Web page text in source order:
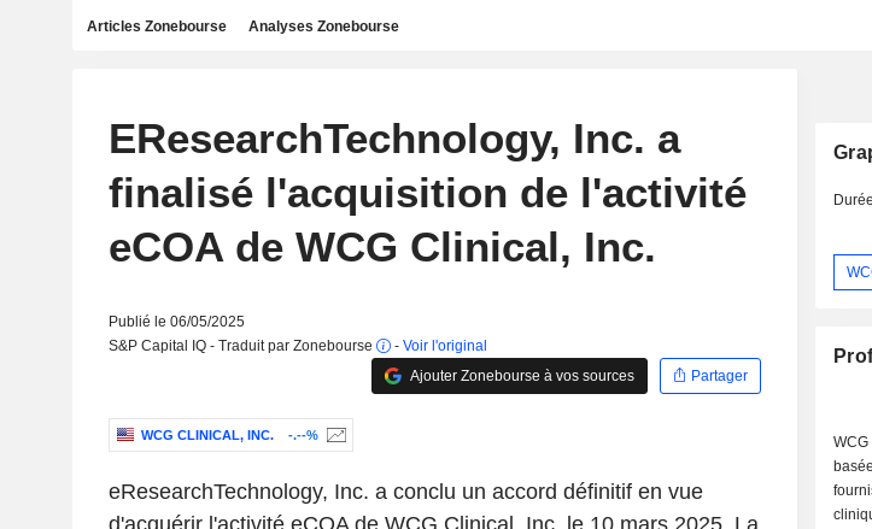
Articles Zonebourse Analyses Zonebourse
EResearchTechnology, Inc. a
finalisé l'acquisition de l'activité
eCOA de WCG Clinical, Inc.
Publié le 06/05/2025
S&P Capital IQ - Traduit par Zonebourse
- Voir l'original
Ajouter Zonebourse à vos sources
Partager
WCG CLINICAL, INC. -.--%
eResearchTechnology, Inc. a conclu un accord définitif en vue
Durée